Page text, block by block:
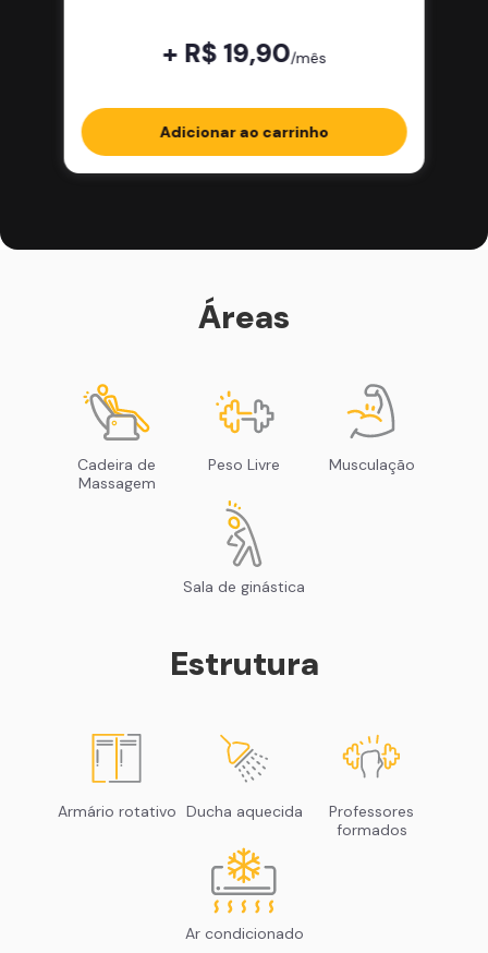
+ R$ 19,90/mês
Adicionar ao carrinho
Áreas
Cadeira de
Massagem
Peso Livre Musculação
Sala de ginástica
Estrutura
Armário rotativo Ducha aquecida
Professores
formados
Ar condicionado